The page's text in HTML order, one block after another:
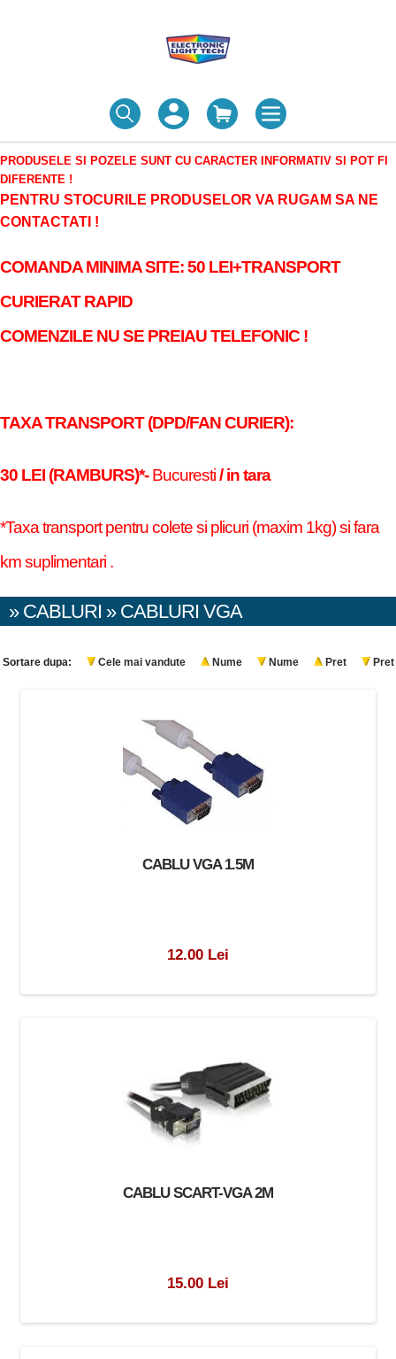
PRODUSELE SI POZELE SUNT CU CARACTER INFORMATIV SI POT FI
DIFERENTE !
PENTRU STOCURILE PRODUSELOR VA RUGAM SA NE
CONTACTATI !
COMANDA MINIMA SITE: 50 LEI+TRANSPORT
CURIERAT RAPID
COMENZILE NU SE PREIAU TELEFONIC !
TAXA TRANSPORT (DPD/FAN CURIER):
30 LEI (RAMBURS)*-Bucuresti/ in tara
*Taxa transport pentru colete si plicuri (maxim 1kg) si fara
km suplimentari .
» CABLURI » CABLURI VGA
Sortare dupa: Cele mai vandute Nume Nume Pret Pret
CABLU VGA 1.5M
12.00 Lei
CABLU SCART-VGA 2M
15.00 Lei